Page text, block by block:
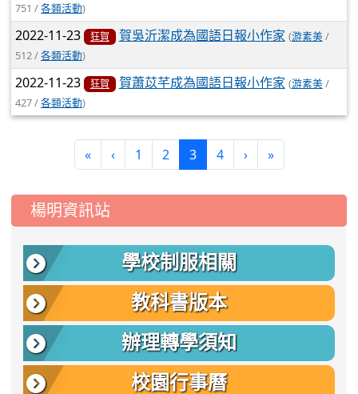
751 /各類活動)
2022-11-23 狂賀 賀吳沂潔成為國語日報小作家 (游素美/
512 /各類活動)
2022-11-23 狂賀 賀蕭苡芊成為國語日報小作家 (游素美/
427 /各類活動)
« ‹ 1 2 3(current)
4 › »
::: 楊明資訊站
學校制服相關
教科書版本
辦理轉學須知
校園行事曆